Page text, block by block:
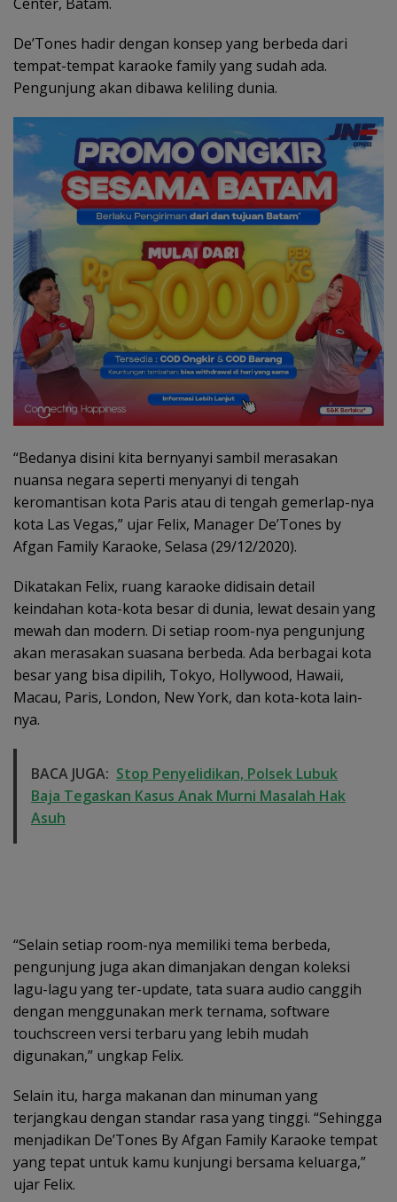
De’Tones hadir dengan konsep yang berbeda dari
tempat-tempat karaoke family yang sudah ada.
Pengunjung akan dibawa keliling dunia.
“Bedanya disini kita bernyanyi sambil merasakan
nuansa negara seperti menyanyi di tengah
keromantisan kota Paris atau di tengah gemerlap-nya
kota Las Vegas,” ujar Felix, Manager De’Tones by
Afgan Family Karaoke, Selasa (29/12/2020).
Dikatakan Felix, ruang karaoke didisain detail
keindahan kota-kota besar di dunia, lewat desain yang
mewah dan modern. Di setiap room-nya pengunjung
akan merasakan suasana berbeda. Ada berbagai kota
besar yang bisa dipilih, Tokyo, Hollywood, Hawaii,
Macau, Paris, London, New York, dan kota-kota lain-
nya.
BACA JUGA: Stop Penyelidikan, Polsek Lubuk
Baja Tegaskan Kasus Anak Murni Masalah Hak
Asuh
“Selain setiap room-nya memiliki tema berbeda,
pengunjung juga akan dimanjakan dengan koleksi
lagu-lagu yang ter-update, tata suara audio canggih
dengan menggunakan merk ternama, software
touchscreen versi terbaru yang lebih mudah
digunakan,” ungkap Felix.
Selain itu, harga makanan dan minuman yang
terjangkau dengan standar rasa yang tinggi. “Sehingga
menjadikan De’Tones By Afgan Family Karaoke tempat
yang tepat untuk kamu kunjungi bersama keluarga,”
ujar Felix.